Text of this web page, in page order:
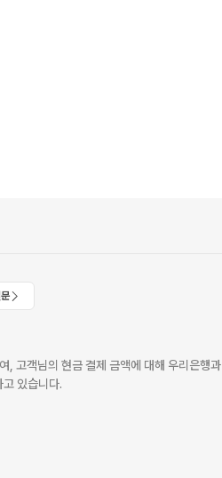
, 고객님의 현금 결제 금액에 대해 우리은행과
있습니다.